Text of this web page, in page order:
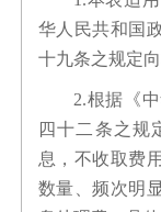
华人民共和国
十九条之规定
2.根据《
四十二条之规
息，不收取费
数量、频次明